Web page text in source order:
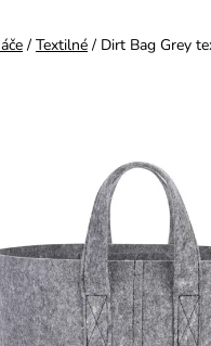
/ Textilné / Dirt Bag Grey